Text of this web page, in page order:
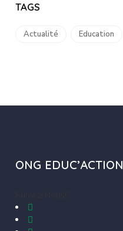
TAGS
Actualité Education
ONG EDUC’ACTION